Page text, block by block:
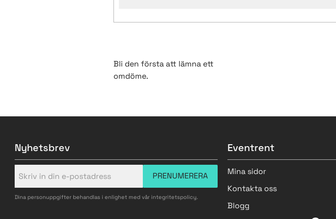
Bli den första att lämna ett
omdöme.
Nyhetsbrev
PRENUMERERA
Dina personuppgifter behandlas i enlighet med vår integritetspolicy.
Eventrent
Mina sidor
Kontakta oss
Blogg